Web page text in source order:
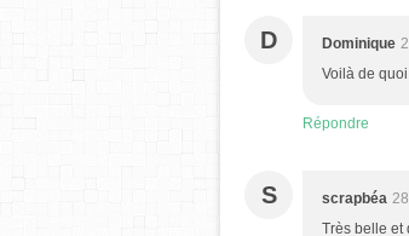
D Dominique
Voilà de
Répondre
S scrapbéa
Très belle et